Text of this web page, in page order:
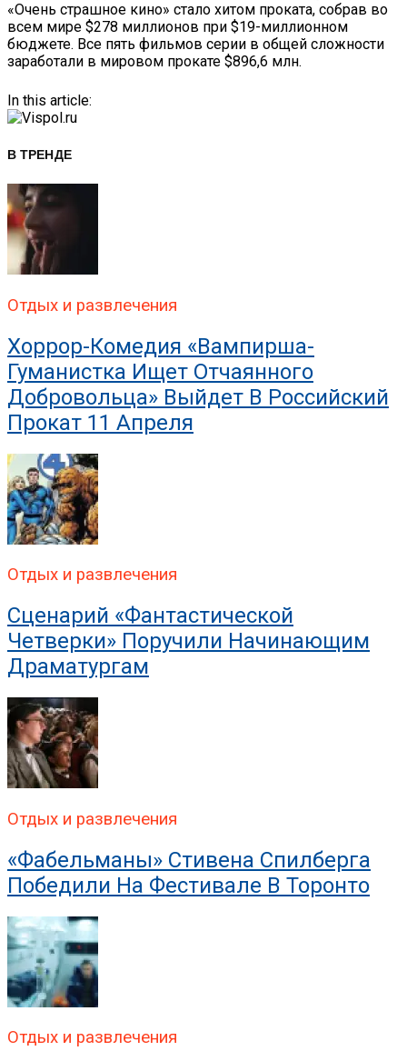
«Очень страшное кино» стало хитом проката, собрав во
всем мире $278 миллионов при $19-миллионном
бюджете. Все пять фильмов серии в общей сложности
заработали в мировом прокате $896,6 млн.
In this article:
В ТРЕНДЕ
Отдых и развлечения
Хоррор-Комедия «Вампирша-
Гуманистка Ищет Отчаянного
Добровольца» Выйдет В Российский
Прокат 11 Апреля
Отдых и развлечения
Сценарий «Фантастической
Четверки» Поручили Начинающим
Драматургам
Отдых и развлечения
«Фабельманы» Стивена Спилберга
Победили На Фестивале В Торонто
Отдых и развлечения